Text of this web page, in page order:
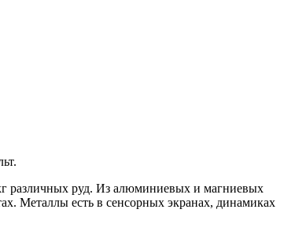
различных руд. Из алюминиевых и магниевых
Металлы есть в сенсорных экранах, динамиках